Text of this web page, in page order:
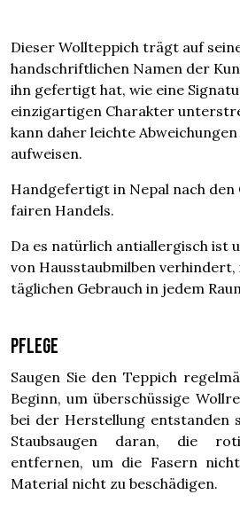
Dieser Wollteppich trägt auf
handschriftlichen Namen der
ihn gefertigt hat, wie eine
einzigartigen Charakter
kann daher leichte
aufweisen.
Handgefertigt in Nepal nach den
fairen Handels.
Da es natürlich antiallergisch ist
von Hausstaubmilben verhindert,
täglichen Gebrauch in jedem
Pflege
Saugen Sie den Teppich
Beginn, um überschüssige
bei der Herstellung entstanden
Staubsaugen daran, die
entfernen, um die Fasern
Material nicht zu beschädigen.